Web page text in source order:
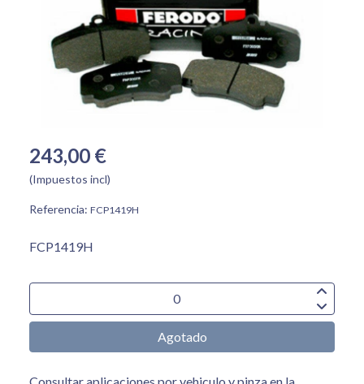
243,00 €
(Impuestos incl)
Referencia: FCP1419H
FCP1419H
Agotado